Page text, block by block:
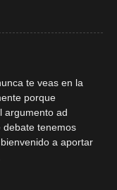
te veas en la
porque
argumento ad
debate tenemos
a aportar